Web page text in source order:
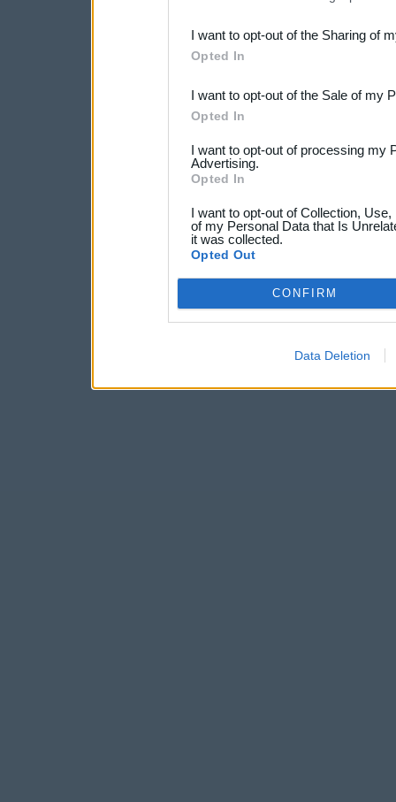
Downstream Participants
third parties.
I want to opt-out of the Sharing of
Opted In
I want to opt-out of the Sale of my
Opted In
I want to opt-out of processing my
Advertising.
Opted In
I want to opt-out of Collection,
of my Personal Data that Is
it was collected.
Opted Out
CONFIRM
Data Deletion